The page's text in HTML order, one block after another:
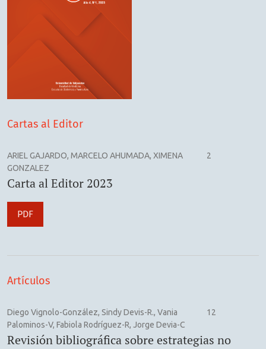
Cartas al Editor
ARIEL GAJARDO, MARCELO AHUMADA, XIMENA
GONZALEZ
2
Carta al Editor 2023
PDF
Artículos
Diego Vignolo-González, Sindy Devis-R., Vania
Palominos-V, Fabiola Rodríguez-R, Jorge Devia-C
12
Revisión bibliográfica sobre estrategias no